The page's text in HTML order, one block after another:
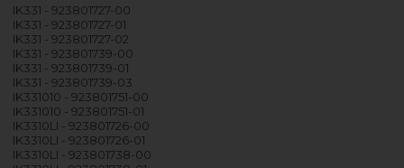
IK331 - 923801727-00
IK331 - 923801727-01
IK331 - 923801727-02
IK331 - 923801739-00
IK331 - 923801739-01
IK331 - 923801739-03
IK331010 - 923801751-00
IK331010 - 923801751-01
IK3310LI - 923801726-00
IK3310LI - 923801726-01
IK3310LI - 923801738-00